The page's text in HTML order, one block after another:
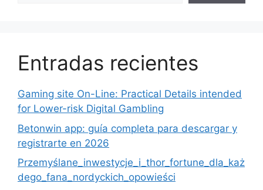
Entradas recientes
Gaming site On-Line: Practical Details intended
for Lower-risk Digital Gambling
Betonwin app: guía completa para descargar y
registrarte en 2026
Przemyślane_inwestycje_i_thor_fortune_dla_każ
dego_fana_nordyckich_opowieści